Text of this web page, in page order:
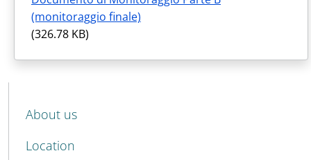
(monitoraggio finale)
(326.78 KB)
MENU CEV SECOND NAVIGATION
About us
Location